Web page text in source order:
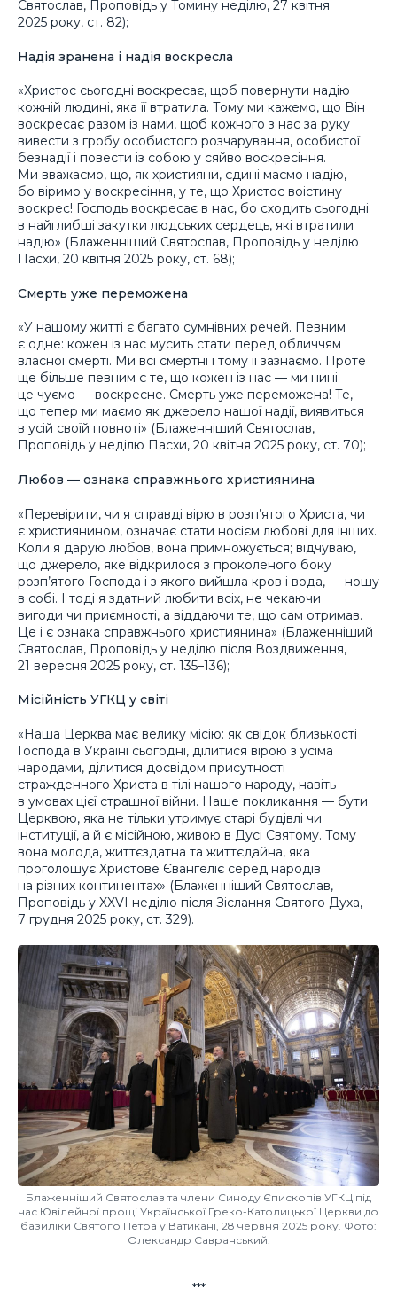
Святослав, Проповідь у Томину неділю, 27 квітня
2025 року, ст. 82);
Надія зранена і надія воскресла
«Христос сьогодні воскресає, щоб повернути надію
кожній людині, яка її втратила. Тому ми кажемо, що Він
воскресає разом із нами, щоб кожного з нас за руку
вивести з гробу особистого розчарування, особистої
безнадії і повести із собою у сяйво воскресіння.
Ми вважаємо, що, як християни, єдині маємо надію,
бо віримо у воскресіння, у те, що Христос воістину
воскрес! Господь воскресає в нас, бо сходить сьогодні
в найглибші закутки людських сердець, які втратили
надію» (Блаженніший Святослав, Проповідь у неділю
Пасхи, 20 квітня 2025 року, ст. 68);
Смерть уже переможена
«У нашому житті є багато сумнівних речей. Певним
є одне: кожен із нас мусить стати перед обличчям
власної смерті. Ми всі смертні і тому її зазнаємо. Проте
ще більше певним є те, що кожен із нас — ми нині
це чуємо — воскресне. Смерть уже переможена! Те,
що тепер ми маємо як джерело нашої надії, виявиться
в усій своїй повноті» (Блаженніший Святослав,
Проповідь у неділю Пасхи, 20 квітня 2025 року, ст. 70);
Любов — ознака справжнього християнина
«Перевірити, чи я справді вірю в розп’ятого Христа, чи
є християнином, означає стати носієм любові для інших.
Коли я дарую любов, вона примножується; відчуваю,
що джерело, яке відкрилося з проколеного боку
розп’ятого Господа і з якого вийшла кров і вода, — ношу
в собі. І тоді я здатний любити всіх, не чекаючи
вигоди чи приємності, а віддаючи те, що сам отримав.
Це і є ознака справжнього християнина» (Блаженніший
Святослав, Проповідь у неділю після Воздвиження,
21 вересня 2025 року, ст. 135–136);
Місійність УГКЦ у світі
«Наша Церква має велику місію: як свідок близькості
Господа в Україні сьогодні, ділитися вірою з усіма
народами, ділитися досвідом присутності
стражденного Христа в тілі нашого народу, навіть
в умовах цієї страшної війни. Наше покликання — бути
Церквою, яка не тільки утримує старі будівлі чи
інституції, а й є місійною, живою в Дусі Святому. Тому
вона молода, життєздатна та життєдайна, яка
проголошує Христове Євангеліє серед народів
на різних континентах» (Блаженніший Святослав,
Проповідь у XXVI неділю після Зіслання Святого Духа,
7 грудня 2025 року, ст. 329).
Блаженніший Святослав та члени Синоду Єпископів УГКЦ під
час Ювілейної прощі Української Греко-Католицької Церкви до
базиліки Святого Петра у Ватикані, 28 червня 2025 року. Фото:
Олександр Савранський.
***